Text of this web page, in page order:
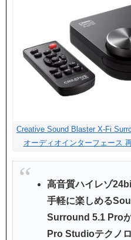
Creative Sound Blaster X-Fi
オーディオインターフェース
高音質ハイレゾ
手軽に楽しめる
Surround 5.1 Pro
Pro Studioテクノ